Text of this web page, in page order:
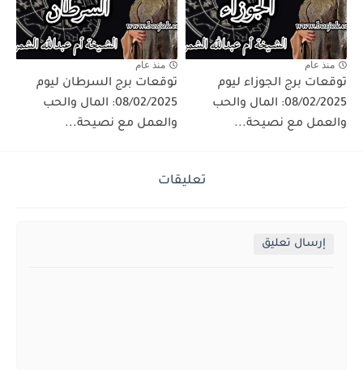
منذ عام
توقعات برج الجوزاء ليوم
08/02/2025: المال والحب
والعمل مع نصيحة...
منذ عام
توقعات برج السرطان ليوم
08/02/2025: المال والحب
والعمل مع نصيحة...
تعليقات
إرسال تعليق